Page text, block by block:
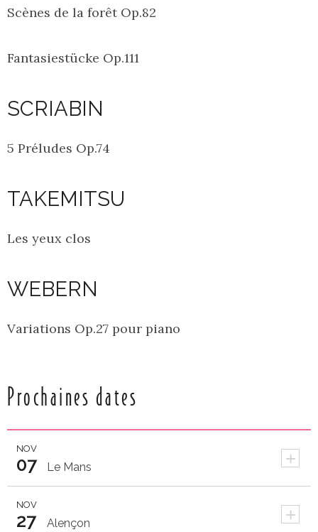
Scènes de la forêt Op.82
Fantasiestücke Op.111
SCRIABIN
5 Préludes Op.74
TAKEMITSU
Les yeux clos
WEBERN
Variations Op.27 pour piano
Prochaines dates
+
NOV
07 Le Mans
+
NOV
27 Alençon